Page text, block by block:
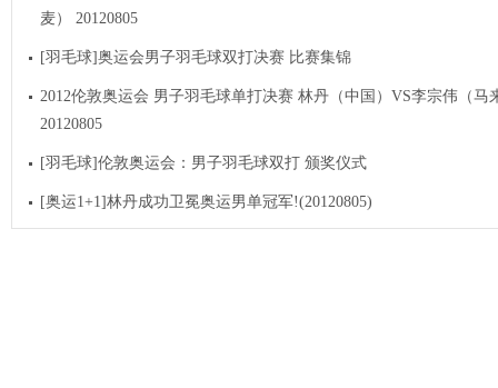
麦） 20120805
[羽毛球]奥运会男子羽毛球双打决赛 比赛集锦
2012伦敦奥运会 男子羽毛球单打决赛 林丹（中国）VS李宗伟（马
20120805
[羽毛球]伦敦奥运会：男子羽毛球双打 颁奖仪式
[奥运1+1]林丹成功卫冕奥运男单冠军!(20120805)